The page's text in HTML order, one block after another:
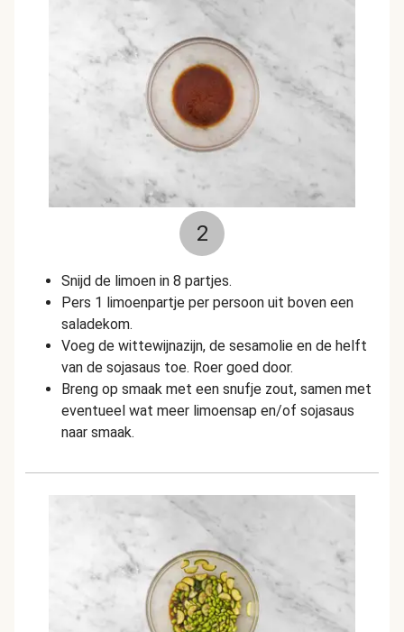
2
Snijd de limoen in 8 partjes.
Pers 1 limoenpartje per persoon uit boven een
saladekom.
Voeg de wittewijnazijn, de sesamolie en de helft
van de sojasaus toe. Roer goed door.
Breng op smaak met een snufje zout, samen met
eventueel wat meer limoensap en/of sojasaus
naar smaak.